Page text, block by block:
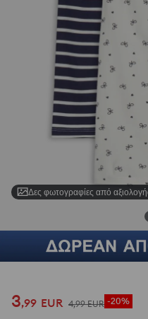
Δες φωτογραφίες από
3,99 EUR 4,99 EUR -20%